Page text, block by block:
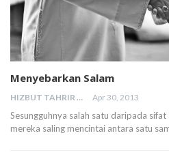
Menyebarkan Salam
HIZBUT TAHRIR MALAYSIA Apr 30, 2013
Sesungguhnya salah satu daripada
mereka saling mencintai antara satu